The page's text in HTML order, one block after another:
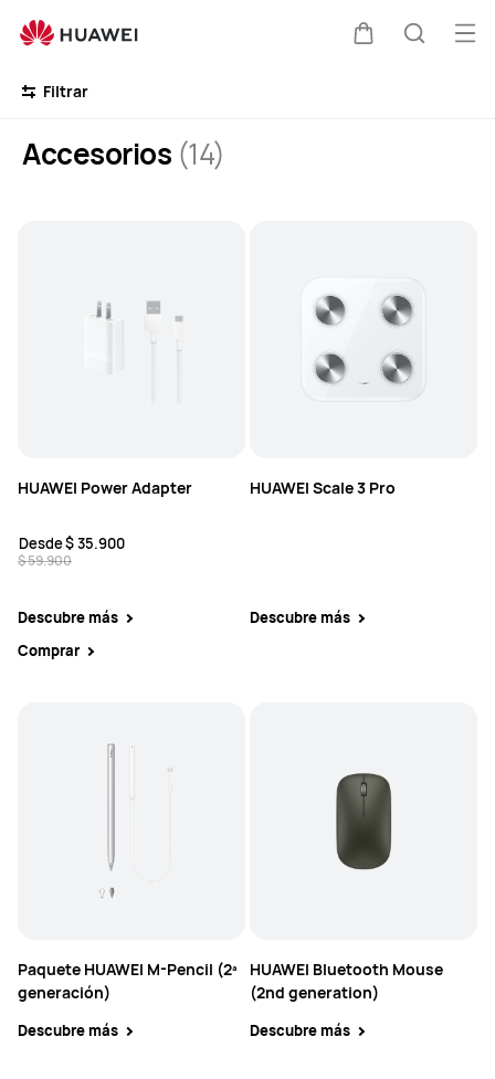
Filtrar
Accesorios (14)
HUAWEI Power Adapter
Desde$ 35.900
$ 59.900
Descubre más
Comprar
HUAWEI Scale 3 Pro
Descubre más
Paquete HUAWEI M-Pencil (2ª
generación)
Descubre más
HUAWEI Bluetooth Mouse
(2nd generation)
Descubre más